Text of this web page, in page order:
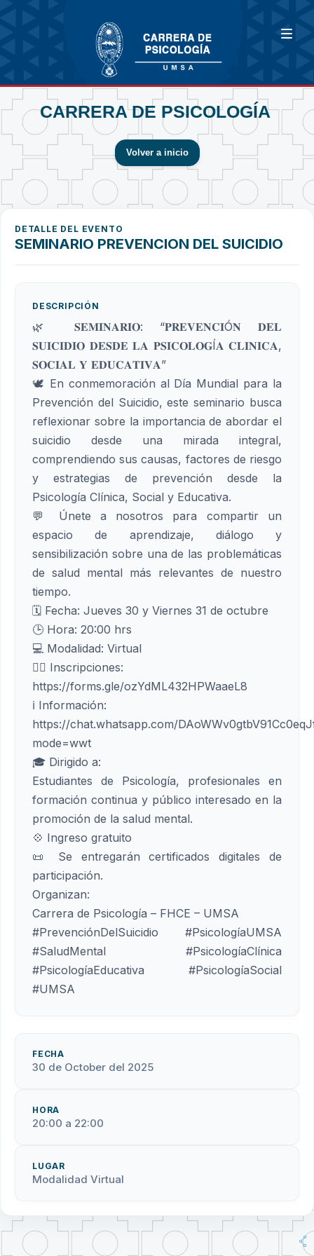
CARRERA DE PSICOLOGÍA
Volver a inicio
DETALLE DEL EVENTO
SEMINARIO PREVENCION DEL SUICIDIO
DESCRIPCIÓN
🌿 𝐒𝐄𝐌𝐈𝐍𝐀𝐑𝐈𝐎: “𝐏𝐑𝐄𝐕𝐄𝐍𝐂𝐈Ó𝐍 𝐃𝐄𝐋
𝐒𝐔𝐈𝐂𝐈𝐃𝐈𝐎 𝐃𝐄𝐒𝐃𝐄 𝐋𝐀 𝐏𝐒𝐈𝐂𝐎𝐋𝐎𝐆Í𝐀 𝐂𝐋𝐈𝐍𝐈𝐂𝐀,
𝐒𝐎𝐂𝐈𝐀𝐋 𝐘 𝐄𝐃𝐔𝐂𝐀𝐓𝐈𝐕𝐀”
🕊 En conmemoración al Día Mundial para la
Prevención del Suicidio, este seminario busca
reflexionar sobre la importancia de abordar el
suicidio desde una mirada integral,
comprendiendo sus causas, factores de riesgo
y estrategias de prevención desde la
Psicología Clínica, Social y Educativa.
💬 Únete a nosotros para compartir un
espacio de aprendizaje, diálogo y
sensibilización sobre una de las problemáticas
de salud mental más relevantes de nuestro
tiempo.
🗓 Fecha: Jueves 30 y Viernes 31 de octubre
🕒 Hora: 20:00 hrs
💻 Modalidad: Virtual
✍🏼 Inscripciones:
https://forms.gle/ozYdML432HPWaaeL8
ℹ️ Información:
https://chat.whatsapp.com/
mode=wwt
🎓 Dirigido a:
Estudiantes de Psicología, profesionales en
formación continua y público interesado en la
promoción de la salud mental.
💠 Ingreso gratuito
📜 Se entregarán certificados digitales de
participación.
Organizan:
Carrera de Psicología – FHCE – UMSA
#PrevenciónDelSuicidio #PsicologíaUMSA
#SaludMental #PsicologíaClínica
#PsicologíaEducativa #PsicologíaSocial
#UMSA
FECHA
30 de October del 2025
HORA
20:00 a 22:00
LUGAR
Modalidad Virtual